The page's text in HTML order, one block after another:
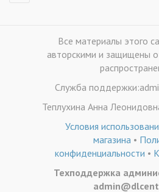
Все материалы этого
авторскими и защищены
Служба
Теплухина Анна
Условия
магазина•
конфиденциальности •
Техподдержка